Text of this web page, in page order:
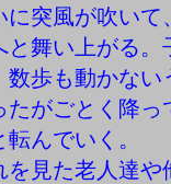
突風が吹いて
と舞い上がる
数歩も動かな
たがごとく降
転んでいく。
見た老人達や